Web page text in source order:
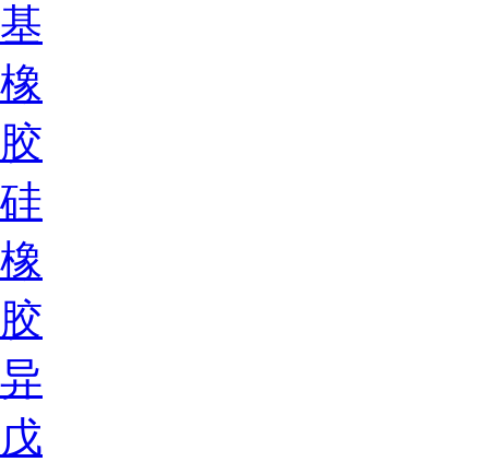
基
橡
胶
硅
橡
胶
异
戊